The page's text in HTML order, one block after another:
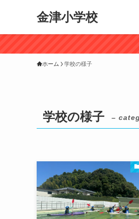
金津小学校
ホーム 学校の様子
学校の様子 –